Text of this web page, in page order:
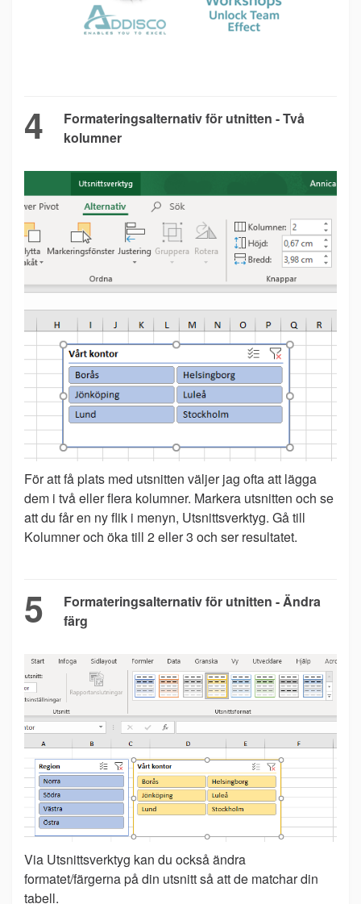
4
Formateringsalternativ för utnitten - Två
kolumner
För att få plats med utsnitten väljer jag ofta att lägga
dem i två eller flera kolumner. Markera utsnitten och se
att du får en ny flik i menyn, Utsnittsverktyg. Gå till
Kolumner och öka till 2 eller 3 och ser resultatet.
5
Formateringsalternativ för utnitten - Ändra
färg
Via Utsnittsverktyg kan du också ändra
formatet/färgerna på din utsnitt så att de matchar din
tabell.